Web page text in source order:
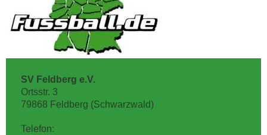
SV Feldberg e.V.
Ortsstr. 3
79868 Feldberg (Schwarzwald)
Telefon: